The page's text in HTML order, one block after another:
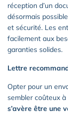
réception d’un
désormais
et sécurité. Les
facilement aux
garanties solides.
Lettre
Opter pour un
sembler coûteux
s’avère être une